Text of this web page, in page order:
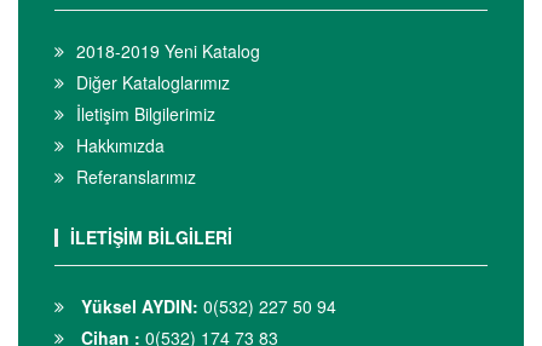
2018-2019 Yeni Katalog
Diğer Kataloglarımız
İletişim Bilgilerimiz
Hakkımızda
Referanslarımız
İLETİŞİM BİLGİLERİ
Yüksel AYDIN: 0(532) 227 50 94
Cihan : 0(532) 174 73 83